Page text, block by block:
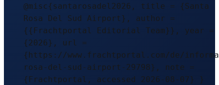
@misc{santarosadel2026, title = {Santa
Rosa Del Sud Airport}, author =
{{Frachtportal Editorial Team}}, year =
{2026}, url =
{https://www.frachtportal.com/de/
rosa-del-sud-airport-29798}, note =
{Frachtportal, accessed 2026-08-07} }